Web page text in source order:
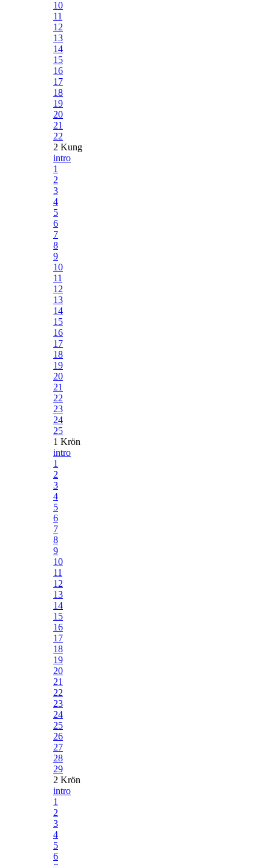
10
11
12
13
14
15
16
17
18
19
20
21
22
2 Kung
intro
1
2
3
4
5
6
7
8
9
10
11
12
13
14
15
16
17
18
19
20
21
22
23
24
25
1 Krön
intro
1
2
3
4
5
6
7
8
9
10
11
12
13
14
15
16
17
18
19
20
21
22
23
24
25
26
27
28
29
2 Krön
intro
1
2
3
4
5
6